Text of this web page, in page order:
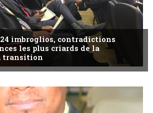
24 imbroglios, contradictions
les plus criards de la
transition